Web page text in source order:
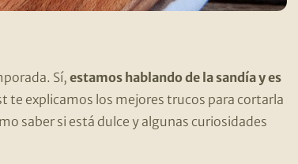
Sí, estamos hablando de la sandía y es
te explicamos los mejores trucos para cortarla
saber si está dulce y algunas curiosidades